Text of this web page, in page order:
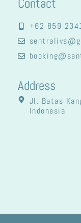
Contact
+62 859
Address
Jl. Batas
Indonesia